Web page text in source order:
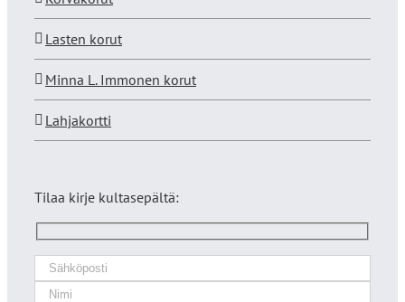
Lasten korut
Minna L. Immonen korut
Lahjakortti
Tilaa kirje kultasepältä: